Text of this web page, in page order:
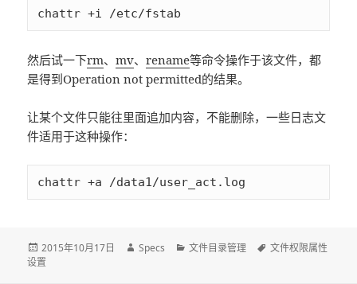
chattr +i /etc/fstab
然后试一下rm、mv、rename等命令操作于该文件，都
是得到Operation not permitted的结果。
让某个文件只能往里面追加内容，不能删除，一些日志文
件适用于这种操作：
chattr +a /data1/user_act.log
发
布
2015年10月17日
作
Specs
分
文件目录管理
标
文件权限属性
设置